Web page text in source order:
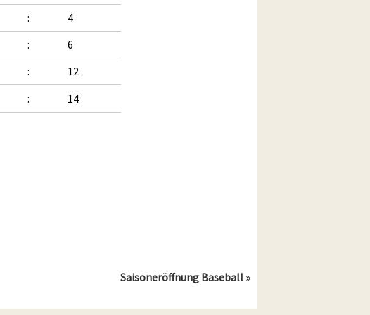
:
4
:
6
:
12
: 14
Saisoneröffnung Baseball»